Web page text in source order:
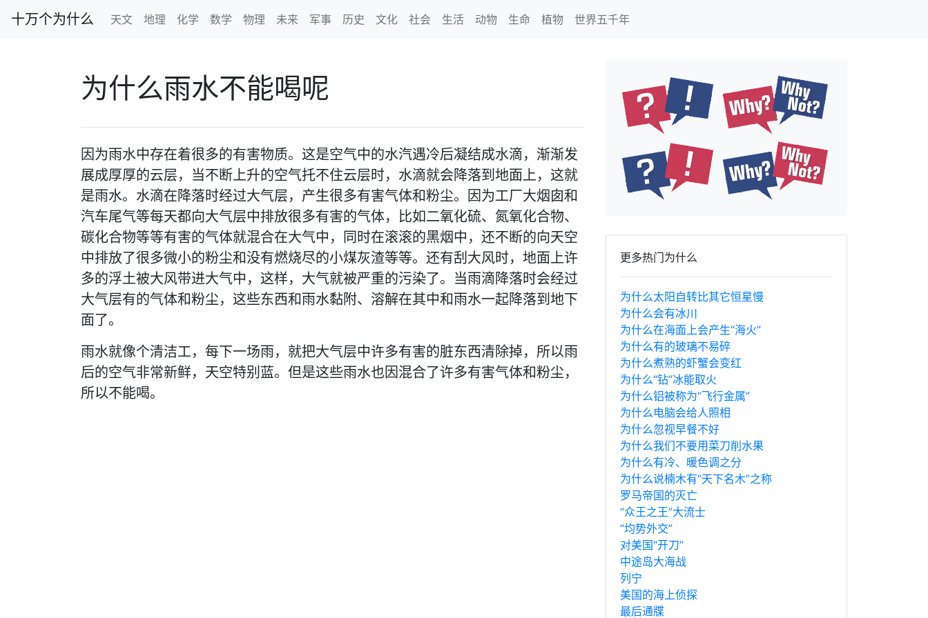
十万个为什么 天文 地理 化学 数学 物理 未来 军事 历史 文化 社会 生活 动物 生命 植物 世界五千年
为什么雨水不能喝呢
因为雨水中存在着很多的有害物质。这是空气中的水汽遇冷后凝结成水滴，渐渐发
展成厚厚的云层，当不断上升的空气托不住云层时，水滴就会降落到地面上，这就
是雨水。水滴在降落时经过大气层，产生很多有害气体和粉尘。因为工厂大烟囱和
汽车尾气等每天都向大气层中排放很多有害的气体，比如二氧化硫、氮氧化合物、
碳化合物等等有害的气体就混合在大气中，同时在滚滚的黑烟中，还不断的向天空
中排放了很多微小的粉尘和没有燃烧尽的小煤灰渣等等。还有刮大风时，地面上许
多的浮土被大风带进大气中，这样，大气就被严重的污染了。当雨滴降落时会经过
大气层有的气体和粉尘，这些东西和雨水黏附、溶解在其中和雨水一起降落到地下
面了。
雨水就像个清洁工，每下一场雨，就把大气层中许多有害的脏东西清除掉，所以雨
后的空气非常新鲜，天空特别蓝。但是这些雨水也因混合了许多有害气体和粉尘，
所以不能喝。
更多热门为什么
为什么太阳自转比其它恒星慢
为什么会有冰川
为什么在海面上会产生“海火”
为什么有的玻璃不易碎
为什么煮熟的虾蟹会变红
为什么“钻”冰能取火
为什么铝被称为“飞行金属”
为什么电脑会给人照相
为什么忽视早餐不好
为什么我们不要用菜刀削水果
为什么有冷、暖色调之分
为什么说楠木有“天下名木”之称
罗马帝国的灭亡
“众王之王”大流士
“均势外交”
对美国“开刀”
中途岛大海战
列宁
美国的海上侦探
最后通牒